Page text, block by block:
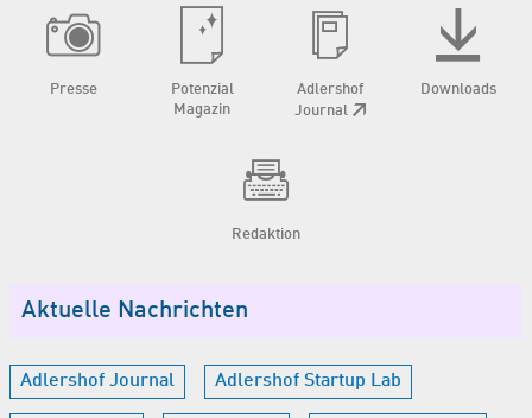
Presse
Potenzial
Magazin
Adlershof
Journal
Downloads
Redaktion
Aktuelle Nachrichten
Adlershof Journal Adlershof Startup Lab